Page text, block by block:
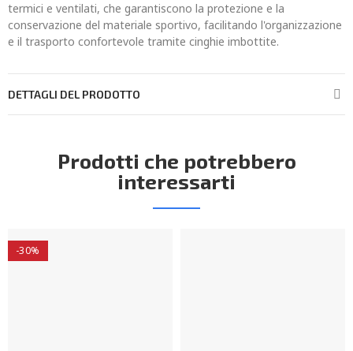
termici e ventilati, che garantiscono la protezione e la
conservazione del materiale sportivo, facilitando l'organizzazione
e il trasporto confortevole tramite cinghie imbottite.
DETTAGLI DEL PRODOTTO
Prodotti che potrebbero
interessarti
-30%